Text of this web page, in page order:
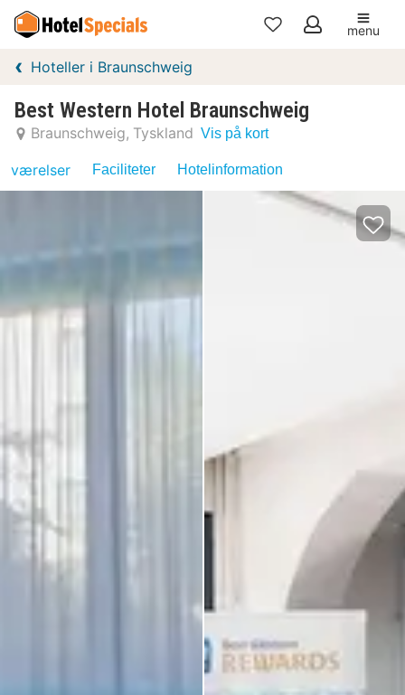
Mine
menu
Hoteller i Braunschweig
Best Western Hotel Braunschweig
Braunschweig Tyskland Vis på kort
værelser Faciliteter Hotelinformation